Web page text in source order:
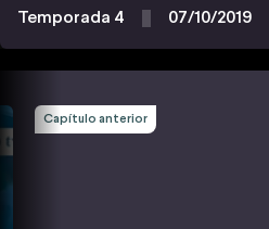
Temporada 4 07/10/2019
Capítulo anterior